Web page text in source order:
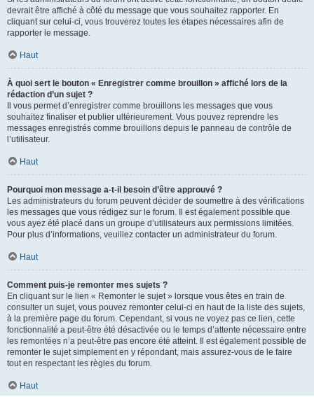
devrait être affiché à côté du message que vous souhaitez rapporter. En
cliquant sur celui-ci, vous trouverez toutes les étapes nécessaires afin de
rapporter le message.
Haut
À quoi sert le bouton « Enregistrer comme brouillon » affiché lors de la
rédaction d’un sujet ?
Il vous permet d’enregistrer comme brouillons les messages que vous
souhaitez finaliser et publier ultérieurement. Vous pouvez reprendre les
messages enregistrés comme brouillons depuis le panneau de contrôle de
l’utilisateur.
Haut
Pourquoi mon message a-t-il besoin d’être approuvé ?
Les administrateurs du forum peuvent décider de soumettre à des vérifications
les messages que vous rédigez sur le forum. Il est également possible que
vous ayez été placé dans un groupe d’utilisateurs aux permissions limitées.
Pour plus d’informations, veuillez contacter un administrateur du forum.
Haut
Comment puis-je remonter mes sujets ?
En cliquant sur le lien « Remonter le sujet » lorsque vous êtes en train de
consulter un sujet, vous pouvez remonter celui-ci en haut de la liste des sujets,
à la première page du forum. Cependant, si vous ne voyez pas ce lien, cette
fonctionnalité a peut-être été désactivée ou le temps d’attente nécessaire entre
les remontées n’a peut-être pas encore été atteint. Il est également possible de
remonter le sujet simplement en y répondant, mais assurez-vous de le faire
tout en respectant les règles du forum.
Haut